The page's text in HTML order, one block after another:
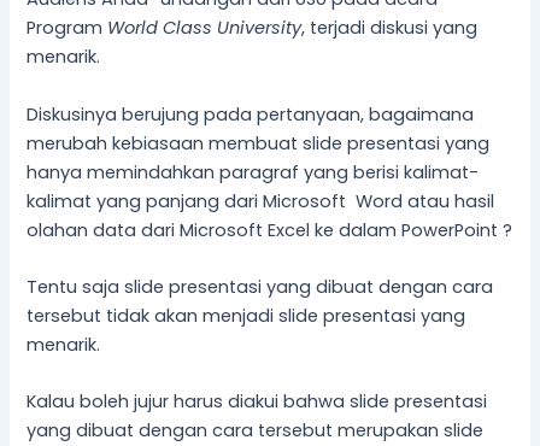
Program World Class University, terjadi diskusi yang
menarik.
Diskusinya berujung pada pertanyaan, bagaimana
merubah kebiasaan membuat slide presentasi yang
hanya memindahkan paragraf yang berisi kalimat-
kalimat yang panjang dari Microsoft Word atau hasil
olahan data dari Microsoft Excel ke dalam PowerPoint ?
Tentu saja slide presentasi yang dibuat dengan cara
tersebut tidak akan menjadi slide presentasi yang
menarik.
Kalau boleh jujur harus diakui bahwa slide presentasi
yang dibuat dengan cara tersebut merupakan slide